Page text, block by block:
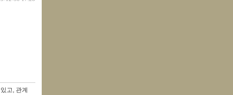
고, 관계